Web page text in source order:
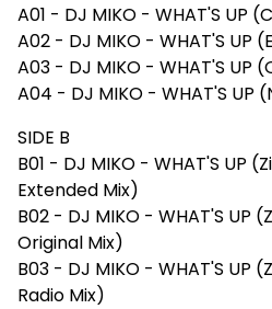
A01 - DJ MIKO - WHAT'S UP
A02 - DJ MIKO - WHAT'S UP
A03 - DJ MIKO - WHAT'S UP
A04 - DJ MIKO - WHAT'S UP
SIDE B
B01 - DJ MIKO - WHAT'S UP
Extended Mix)
B02 - DJ MIKO - WHAT'S UP
Original Mix)
B03 - DJ MIKO - WHAT'S UP
Radio Mix)